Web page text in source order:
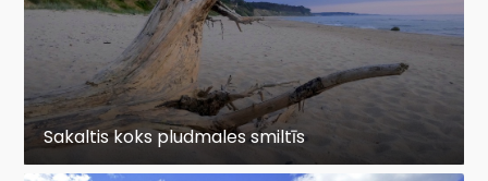
Sakaltis koks pludmales smiltīs